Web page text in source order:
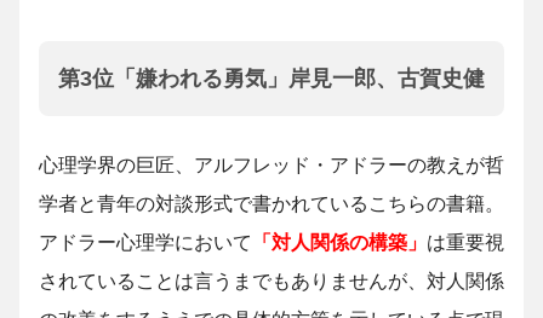
第3位「嫌われる勇気」岸見一郎、古賀史健
心理学界の巨匠、アルフレッド・アドラーの教えが哲
学者と青年の対談形式で書かれているこちらの書籍。
アドラー心理学において
「対人関係の構築」 は重要視
されていることは言うまでもありませんが、対人関係